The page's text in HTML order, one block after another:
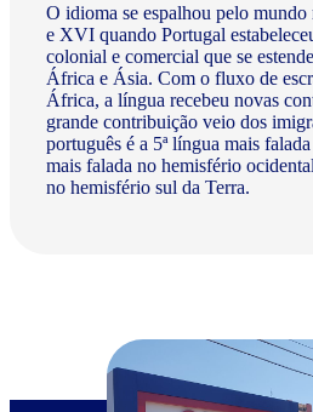
O idioma se espalhou pelo
e XVI quando Portugal
colonial e comercial que se
África e Ásia. Com o fluxo de
África, a língua recebeu novas
grande contribuição veio dos
português é a 5ª língua mais
mais falada no hemisfério
no hemisfério sul da Terra.